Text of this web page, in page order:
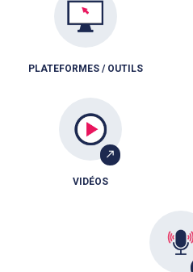
PLATEFORMES / OUTILS
VIDÉOS